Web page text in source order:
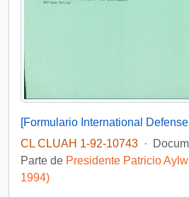
[Formulario International
CL CLUAH 1-92-10743 ·
Parte de Presidente Patricio
1994)